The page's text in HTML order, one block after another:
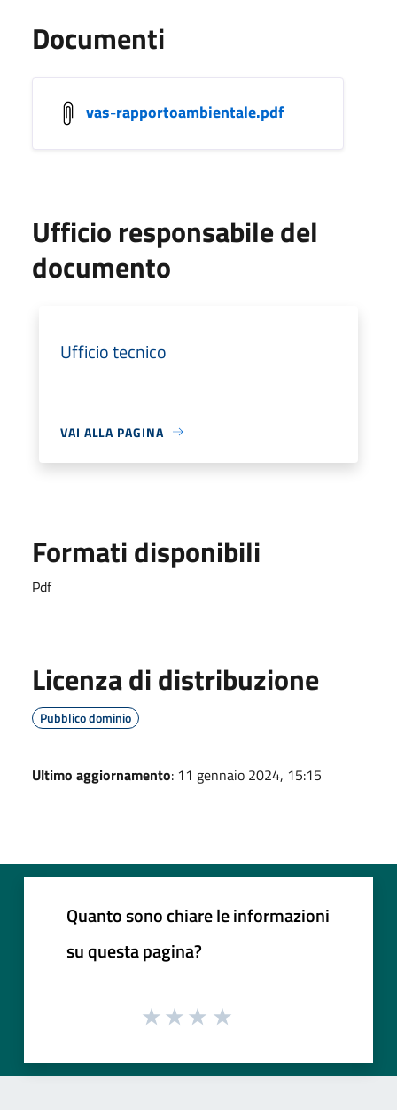
Documenti
vas-rapportoambientale.pdf
Ufficio responsabile del
documento
Ufficio tecnico
VAI ALLA PAGINA
Formati disponibili
Pdf
Licenza di distribuzione
Pubblico dominio
Ultimo aggiornamento: 11 gennaio 2024, 15:15
Quanto sono chiare le informazioni
su questa pagina?